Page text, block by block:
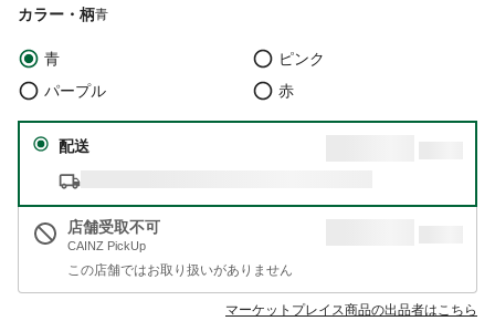
カラー・柄青
青
ピンク
パープル
赤
配送
店舗受取不可
CAINZ PickUp
この店舗ではお取り扱いがありません
マーケットプレイス商品の出品者はこちら